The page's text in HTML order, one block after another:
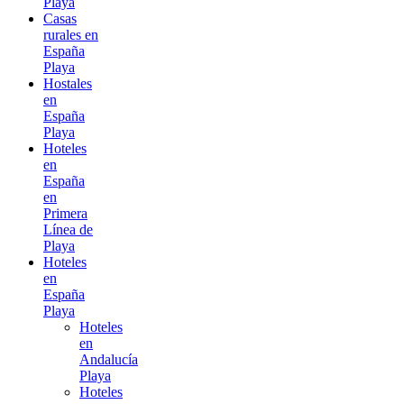
Casas
rurales en
España
Playa
Hostales
en
España
Playa
Hoteles
en
España
en
Primera
Línea de
Playa
Hoteles
en
España
Playa
Hoteles
en
Andalucía
Playa
Hoteles